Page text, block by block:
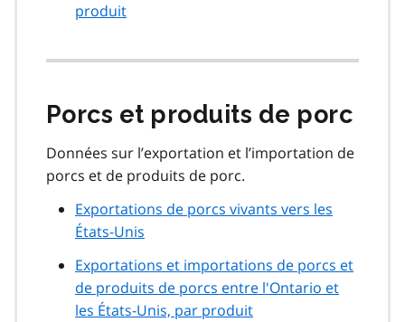
produit
Porcs et produits de porc
Données sur l’exportation et l’importation de
porcs et de produits de porc.
Exportations de porcs vivants vers les
États-Unis
Exportations et importations de porcs et
de produits de porcs entre l'Ontario et
les États-Unis, par produit